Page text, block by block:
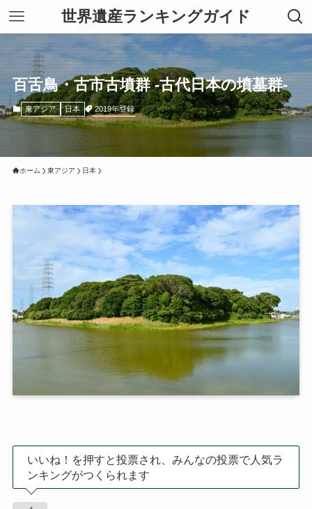
世界遺産ランキングガイド
百舌鳥・古市古墳群 -古代日本の墳墓群-
東アジア 日本 2019年登録
ホーム 東アジア 日本
いいね！を押すと投票され、みんなの投票で人気ラ
ンキングがつくられます